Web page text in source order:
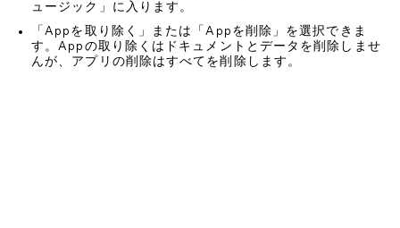
ュージック」に入ります。
「Appを取り除く」または「Appを削除」を選択できま
す。Appの取り除くはドキュメントとデータを削除しませ
んが、アプリの削除はすべてを削除します。